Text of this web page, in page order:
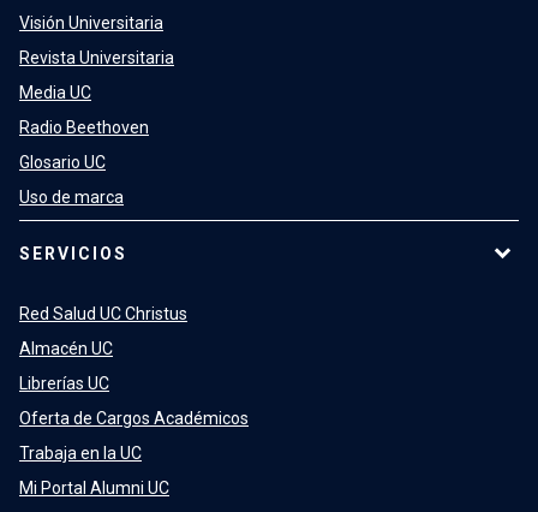
Visión Universitaria
Revista Universitaria
Media UC
Radio Beethoven
Glosario UC
Uso de marca
SERVICIOS
Red Salud UC Christus
Almacén UC
Librerías UC
Oferta de Cargos Académicos
Trabaja en la UC
Mi Portal Alumni UC